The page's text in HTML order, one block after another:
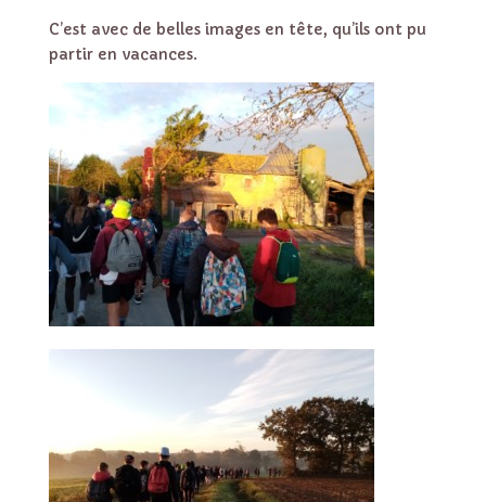
C’est avec de belles images en tête, qu’ils ont pu
partir en vacances.